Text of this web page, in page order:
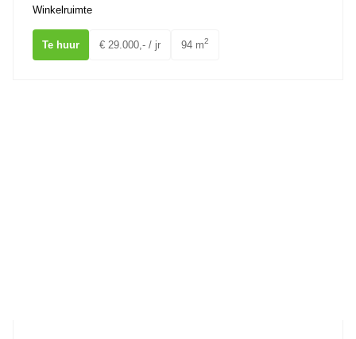
Winkelruimte
Te huur € 29.000,- / jr 94 m2